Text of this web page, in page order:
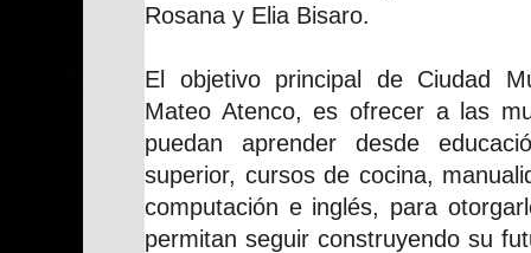
Rosana y Elia Bisaro.
El objetivo principal de Ciudad
Mateo Atenco, es ofrecer a las
puedan aprender desde
superior, cursos de cocina,
computación e inglés, para
permitan seguir construyendo su